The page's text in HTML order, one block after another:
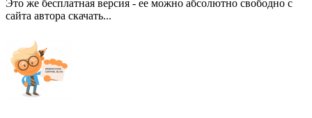
Это же бесплатная версия - ее можно абсолютно свободно с
сайта автора скачать...